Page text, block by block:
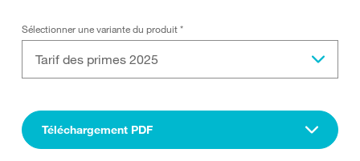
Sélectionner une variante du produit*
Tarif des primes 2025
Téléchargement PDF